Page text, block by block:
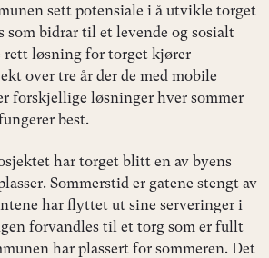
sett potensiale i å utvikle torget
bidrar til et levende og sosialt
rett løsning for torget kjører
over tre år der de med mobile
forskjellige løsninger hver sommer
best.
har torget blitt en av byens
Sommerstid er gatene stengt av
har flyttet ut sine serveringer i
forvandles til et torg som er fullt
har plassert for sommeren. Det